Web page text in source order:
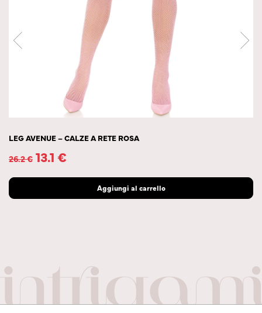
LEG AVENUE – CALZE A RETE ROSA
26.2€ 13.1 €
Aggiungi al carrello